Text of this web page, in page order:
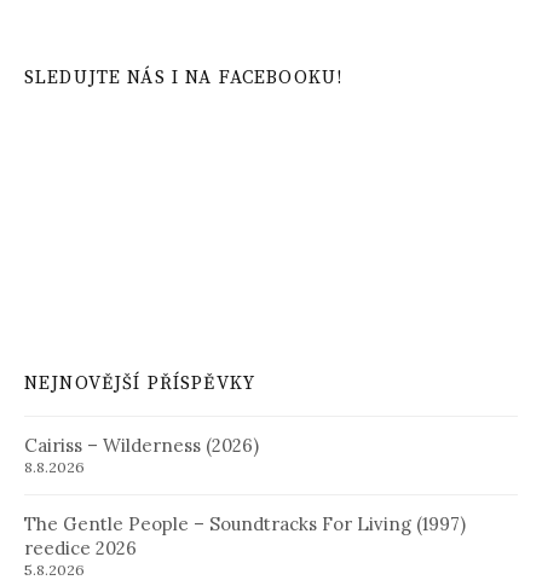
SLEDUJTE NÁS I NA FACEBOOKU!
NEJNOVĚJŠÍ PŘÍSPĚVKY
Cairiss – Wilderness (2026)
8.8.2026
The Gentle People – Soundtracks For Living (1997)
reedice 2026
5.8.2026